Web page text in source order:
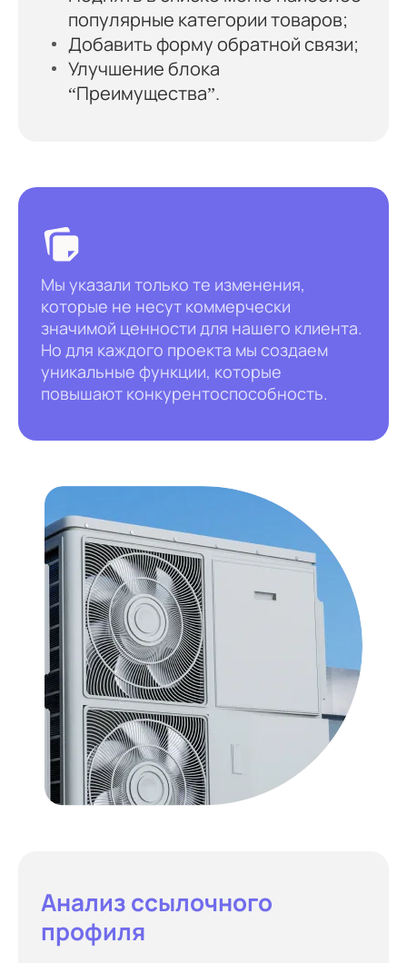
популярные категории товаров;
Добавить форму обратной связи;
Улучшение блока
“Преимущества”.
Мы указали только те изменения,
которые не несут коммерчески
значимой ценности для нашего клиента.
Но для каждого проекта мы создаем
уникальные функции, которые
повышают конкурентоспособность.
Анализ ссылочного
профиля